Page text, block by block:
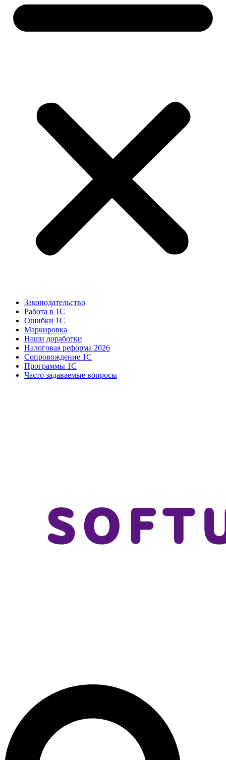
Законодательство
Работа в 1С
Ошибки 1С
Маркировка
Наши доработки
Налоговая реформа 2026
Сопровождение 1С
Программы 1С
Часто задаваемые вопросы